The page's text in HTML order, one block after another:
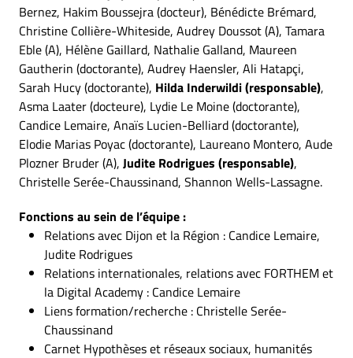
Bernez, Hakim Boussejra (docteur), Bénédicte Brémard,
Christine Collière-Whiteside, Audrey Doussot (A), Tamara
Eble (A), Hélène Gaillard, Nathalie Galland, Maureen
Gautherin (doctorante), Audrey Haensler, Ali Hatapçi,
Sarah Hucy (doctorante), Hilda Inderwildi (responsable),
Asma Laater (docteure), Lydie Le Moine (doctorante),
Candice Lemaire, Anaïs Lucien-Belliard (doctorante),
Elodie Marias Poyac (doctorante), Laureano Montero, Aude
Plozner Bruder (A), Judite Rodrigues (responsable),
Christelle Serée-Chaussinand, Shannon Wells-Lassagne.
Fonctions au sein de l’équipe :
Relations avec Dijon et la Région : Candice Lemaire,
Judite Rodrigues
Relations internationales, relations avec FORTHEM et
la Digital Academy : Candice Lemaire
Liens formation/recherche : Christelle Serée-
Chaussinand
Carnet Hypothèses et réseaux sociaux, humanités